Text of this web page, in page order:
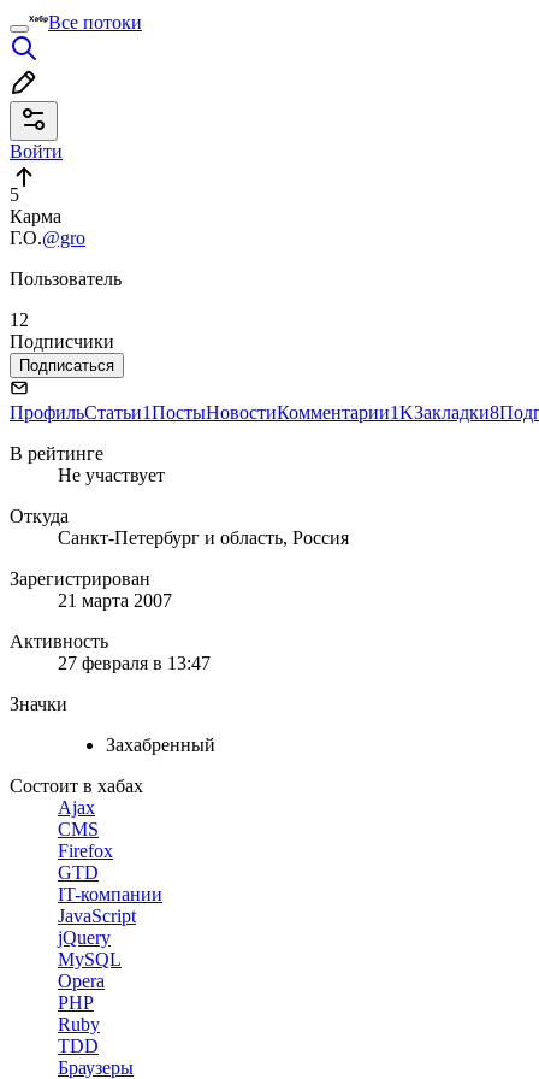
Все потоки
Войти
5
Карма
Г.О.@gro
Пользователь
12
Подписчики
Подписаться
ПрофильСтатьи1ПостыНовостиКомментарии1KЗакладки8
В рейтинге
Не участвует
Откуда
Санкт-Петербург и область, Россия
Зарегистрирован
21 марта 2007
Активность
27 февраля в 13:47
Значки
Захабренный
Состоит в хабах
Ajax
CMS
Firefox
GTD
IT-компании
JavaScript
jQuery
MySQL
Opera
PHP
Ruby
TDD
Браузеры